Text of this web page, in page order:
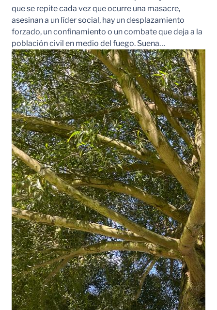
que se repite cada vez que ocurre una masacre,
asesinan a un líder social, hay un desplazamiento
forzado, un confinamiento o un combate que deja a la
población civil en medio del fuego. Suena…